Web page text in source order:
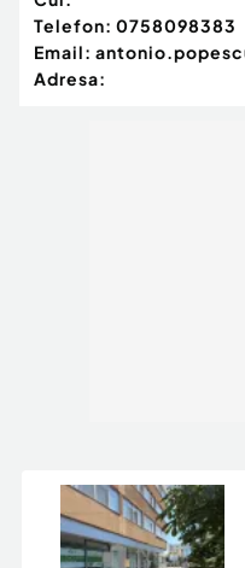
Telefon: 0758098383
Email:
Adresa: